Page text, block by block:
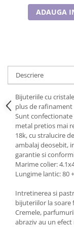
Cadouri pentru
Cadouri pentru
ADAUGA
Descriere
Bijuteriile cu
plus de
Sunt
metal pretios mai
18k, cu stralucire
ambalaj deosebit,
garantie si
Marime colier:
Lungime lantic: 80
Intretinerea si
bijuteriilor la
Cremele,
abraziv au un